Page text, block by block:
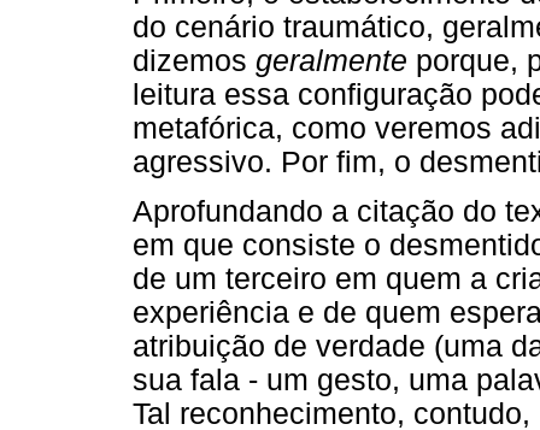
do cenário traumático,
dizemos geralmente porque,
leitura essa configuração
metafórica, como veremos
agressivo. Por fim, o
Aprofundando a citação do
em que consiste o
de um terceiro em quem a
experiência e de quem
atribuição de verdade (uma
sua fala - um gesto, uma
Tal reconhecimento,